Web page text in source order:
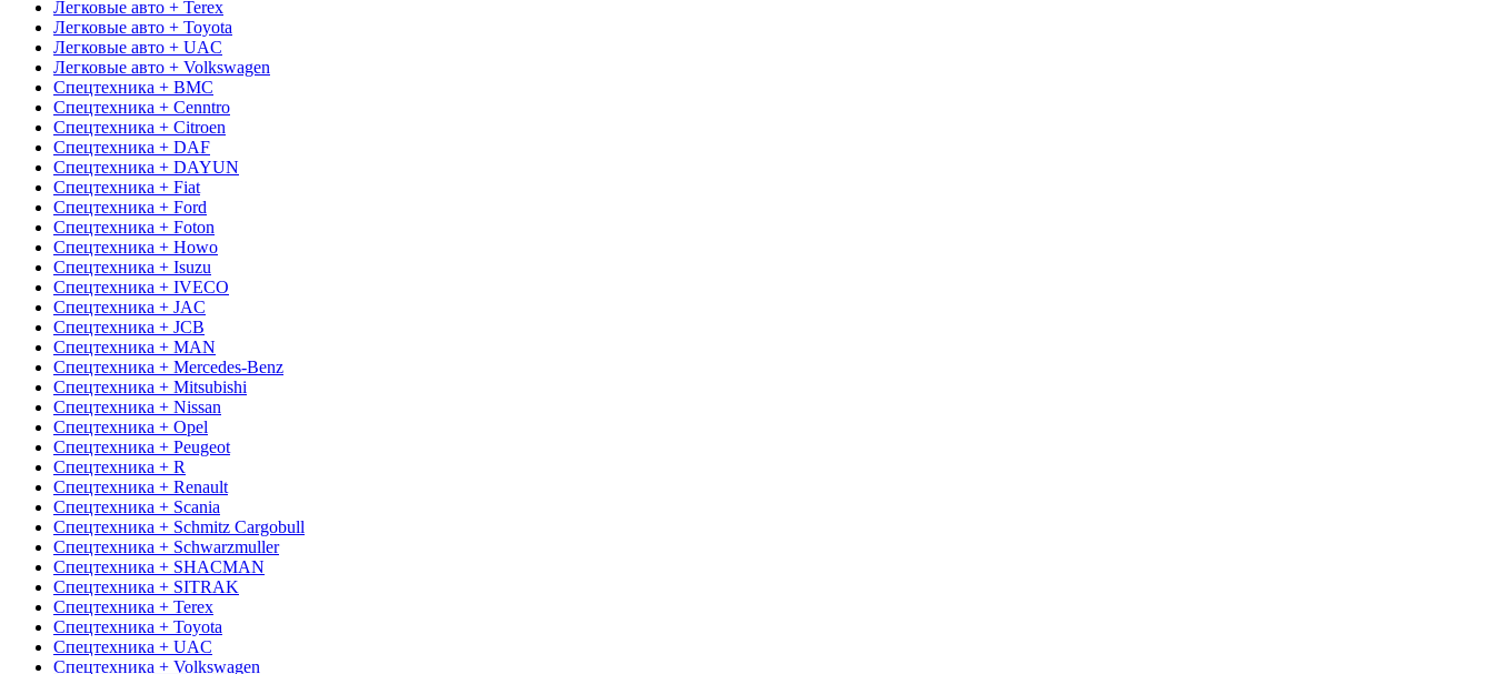
Легковые авто + Terex
Легковые авто + Toyota
Легковые авто + UAC
Легковые авто + Volkswagen
Спецтехника + BMC
Спецтехника + Cenntro
Спецтехника + Citroen
Спецтехника + DAF
Спецтехника + DAYUN
Спецтехника + Fiat
Спецтехника + Ford
Спецтехника + Foton
Спецтехника + Howo
Спецтехника + Isuzu
Спецтехника + IVECO
Спецтехника + JAC
Спецтехника + JCB
Спецтехника + MAN
Спецтехника + Mercedes-Benz
Спецтехника + Mitsubishi
Спецтехника + Nissan
Спецтехника + Opel
Спецтехника + Peugeot
Спецтехника + R
Спецтехника + Renault
Спецтехника + Scania
Спецтехника + Schmitz Cargobull
Спецтехника + Schwarzmuller
Спецтехника + SHACMAN
Спецтехника + SITRAK
Спецтехника + Terex
Спецтехника + Toyota
Спецтехника + UAC
Спецтехника + Volkswagen